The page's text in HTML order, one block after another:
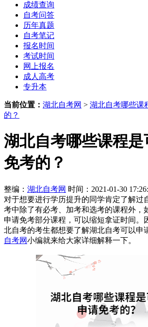
成绩查询
自考问答
历年真题
自考笔记
报名时间
考试时间
网上报名
成人高考
专升本
当前位置： 湖北自考网 > 湖北自考哪些课
的？
湖北自考哪些课程
免考的？
整编： 湖北自考网 时间：2021-01-30
对于想要进行学历提升的同学肯定了解过
考中除了有必考、加考和选考的课程外，
申请免考部分课程，可以缩短拿证时间。
北自考的考生都想要了解湖北自考可以申
自考网小编就来给大家详细解释一下。